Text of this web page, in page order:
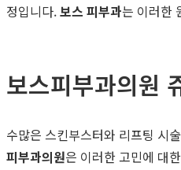
정입니다.보스 피부과는 이러한
보스피부과의원
수많은 스킨부스터와 리프팅 시
피부과의원은 이러한 고민에 대